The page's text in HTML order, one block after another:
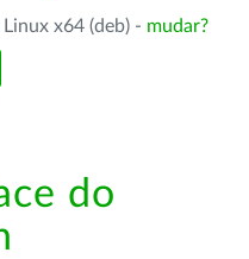
x64 (deb) - mudar?
do